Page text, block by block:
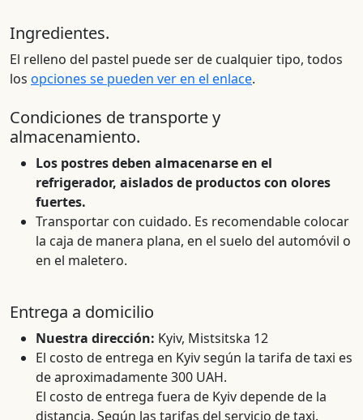
Ingredientes.
El relleno del pastel puede ser de cualquier tipo, todos
los opciones se pueden ver en el enlace.
Condiciones de transporte y
almacenamiento.
Los postres deben almacenarse en el
refrigerador, aislados de productos con olores
fuertes.
Transportar con cuidado. Es recomendable colocar
la caja de manera plana, en el suelo del automóvil o
en el maletero.
Entrega a domicilio
Nuestra dirección: Kyiv, Mistsitska 12
El costo de entrega en Kyiv según la tarifa de taxi es
de aproximadamente 300 UAH.
El costo de entrega fuera de Kyiv depende de la
distancia. Según las tarifas del servicio de taxi.